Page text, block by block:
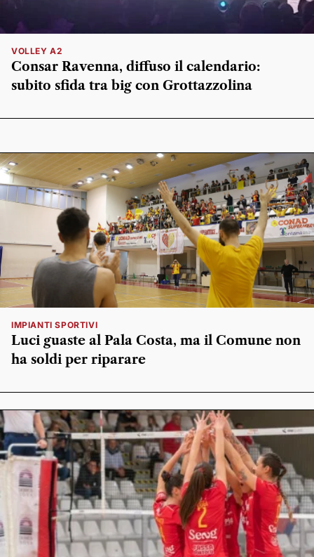
VOLLEY A2
Consar Ravenna, diffuso il calendario:
subito sfida tra big con Grottazzolina
IMPIANTI SPORTIVI
Luci guaste al Pala Costa, ma il Comune non
ha soldi per riparare